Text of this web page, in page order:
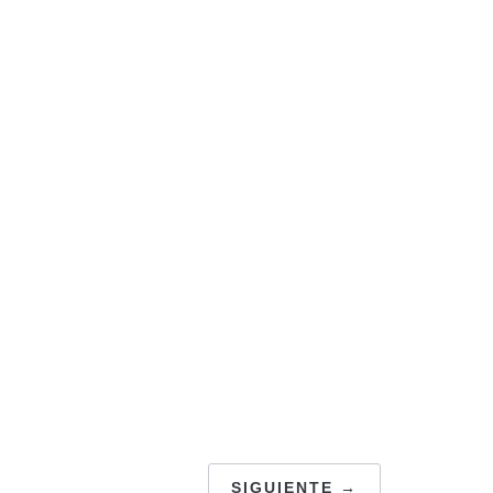
SIGUIENTE →